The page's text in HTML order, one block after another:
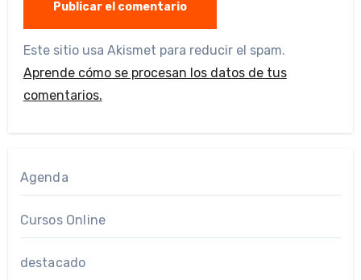
Este sitio usa Akismet para reducir el spam.
Aprende cómo se procesan los datos de tus
comentarios.
Agenda
Cursos Online
destacado